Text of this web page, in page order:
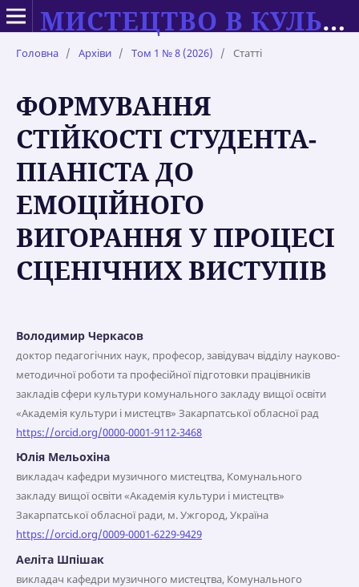
МИСТЕЦТВО В КУЛЬТУРІ СУЧАСНОСТІ: ТЕОРІЯ ТА ПРАКТИКА НАВЧАННЯ
Головна / Архіви / Том 1 № 8 (2026) / Статті
ФОРМУВАННЯ
СТІЙКОСТІ СТУДЕНТА-
ПІАНІСТА ДО
ЕМОЦІЙНОГО
ВИГОРАННЯ У ПРОЦЕСІ
СЦЕНІЧНИХ ВИСТУПІВ
Володимир Черкасов
доктор педагогічних наук, професор, завідувач відділу науково-
методичної роботи та професійної підготовки працівників
закладів сфери культури комунального закладу вищої освіти
«Академія культури і мистецтв» Закарпатської обласної рад
https://orcid.org/0000-0001-9112-3468
Юлія Мельохіна
викладач кафедри музичного мистецтва, Комунального
закладу вищої освіти «Академія культури і мистецтв»
Закарпатської обласної ради, м. Ужгород, Україна
https://orcid.org/0009-0001-6229-9429
Аеліта Шпішак
викладач кафедри музичного мистецтва, Комунального